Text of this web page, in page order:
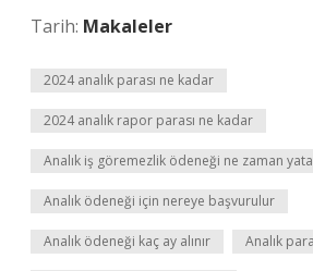
Tarih: Makaleler
2024 analık parası ne kadar
2024 analık rapor parası ne kadar
Analık iş göremezlik ödeneği ne zaman
Analık ödeneği için nereye başvurulur
Analık ödeneği kaç ay alınır Analık